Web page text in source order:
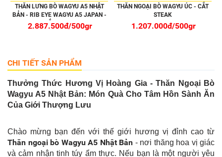
THĂN LƯNG BÒ WAGYU A5 NHẬT
BẢN - RIB EYE WAGYU A5 JAPAN -
CẮT STEAK
2.887.500đ/500gr
THĂN NGOẠI BÒ WAGYU ÚC - CẮT
STEAK
1.207.000đ/500gr
CHI TIẾT SẢN PHẨM
Thưởng Thức Hương Vị Hoàng Gia - Thăn Ngoại Bò
Wagyu A5 Nhật Bản: Món Quà Cho Tâm Hồn Sành Ăn
Của Giới Thượng Lưu
Chào mừng bạn đến với thế giới hương vị đỉnh cao từ
Thăn ngoại bò Wagyu A5 Nhật Bản - nơi thăng hoa vị giác
và cảm nhận tinh túy ẩm thực. Nếu bạn là một người yêu